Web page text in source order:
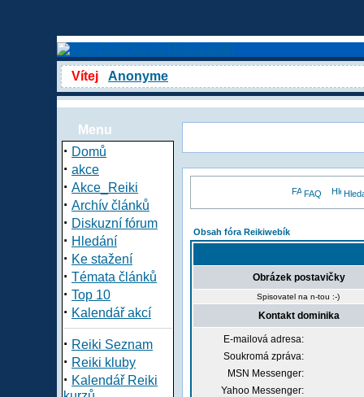
Vítej Anonyme
Menu
· Domů
· akce
· Akce_Reiki
· Archív článků
· Diskuzní fórum
· Hledání
· Ke stažení
· Témata článků
· Top 10
· Kalendář akcí
· Reiki Seznam
· Reiki kluby
· Kalendář Reiki
FAQ
Obsah fóra Reikiwebík
Obrázek postavičky
Spisovatel na n-tou :-)
Kontakt dominika
E-mailová adresa:
Soukromá zpráva:
MSN Messenger:
Yahoo Messenger: